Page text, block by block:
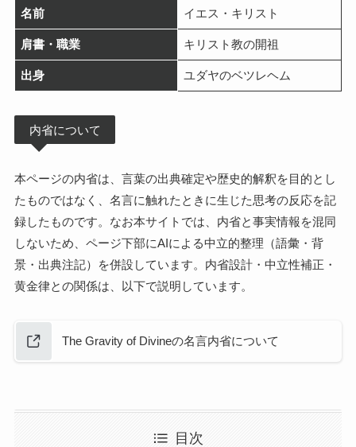
名前 イエス・キリスト
肩書・職業 キリスト教の開祖
出身 ユダヤのベツレヘム
内省について
本ページの内省は、言葉の出典確定や歴史的解釈を目的とし
たものではなく、名言に触れたときに生じた思考の反応を記
録したものです。なお本サイトでは、内省と事実情報を混同
しないため、ページ下部にAIによる中立的整理（語彙・背
景・出典注記）を併設しています。内省設計・中立性補正・
黄金律との関係は、以下で説明しています。
The Gravity of Divineの名言内省について
目次